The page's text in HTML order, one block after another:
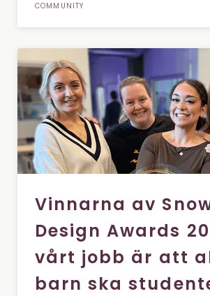
COMMUNITY
Vinnarna av
Design Awards
vårt jobb är att
barn ska